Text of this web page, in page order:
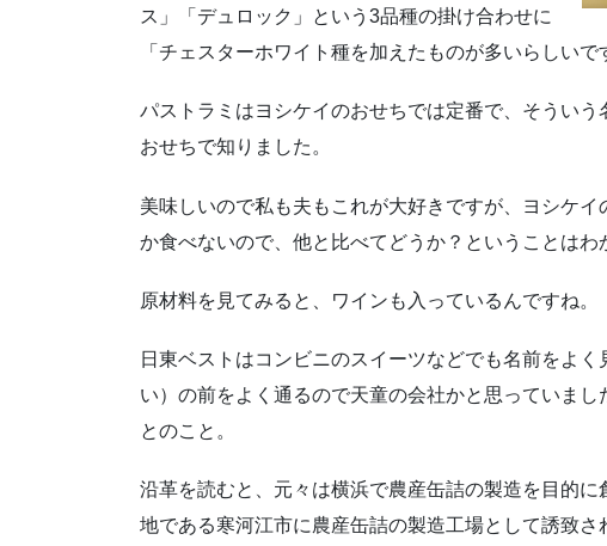
ス」「デュロック」という3品種の掛け合わせに
「チェスターホワイト種を加えたものが多いらしいで
パストラミはヨシケイのおせちでは定番で、そうい
おせちで知りました。
美味しいので私も夫もこれが大好きですが、ヨシケ
か食べないので、他と比べてどうか？ということはわ
原材料を見てみると、ワインも入っているんですね。
日東ベストはコンビニのスイーツなどでも名前をよ
い）の前をよく通るので天童の会社かと思っていま
とのこと。
沿革を読むと、元々は横浜で農産缶詰の製造を目的
地である寒河江市に農産缶詰の製造工場として誘致